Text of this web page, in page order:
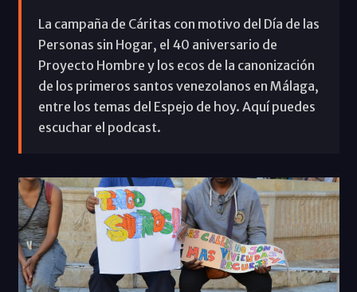
La campaña de Cáritas con motivo del Día de las
Personas sin Hogar, el 40 aniversario de
Proyecto Hombre y los ecos de la canonización
de los primeros santos venezolanos en Málaga,
entre los temas del Espejo de hoy. Aquí puedes
escuchar el podcast.